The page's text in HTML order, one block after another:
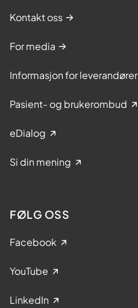
Kontakt oss
For media
Informasjon for leverandører
Pasient- og brukerombud
eDialog
Si din mening
FØLG OSS
Facebook
YouTube
LinkedIn